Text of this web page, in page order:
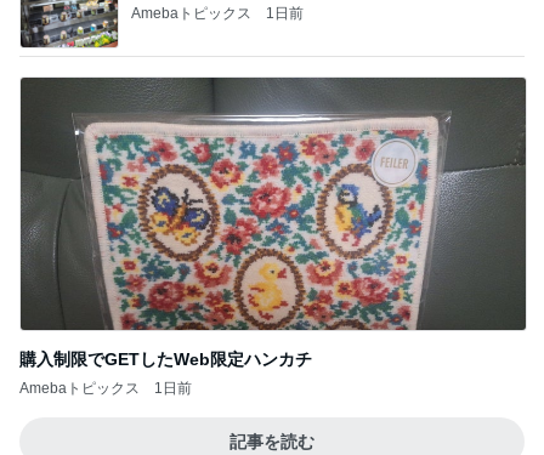
Amebaトピックス 1日前
購入制限でGETしたWeb限定ハンカチ
Amebaトピックス 1日前
記事を読む